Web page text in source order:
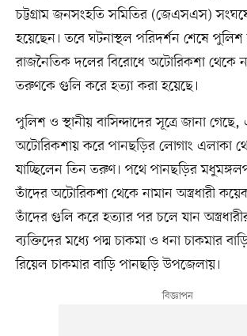
চট্টগ্রাম জনসংহতি সমিতির (জেএসএস)
হয়েছেন। তবে ঘটনাস্থল পরিদর্শন শেষে
রাজনৈতিক দলের বিরোধে অটোরিকশা থেকে
তরুণকে গুলি করে হত্যা করা হয়েছে।
পুলিশ ও স্থানীয় বাসিন্দাদের সূত্রে জানা
অটোরিকশায় করে পানছড়ির লোগাং এলাকা
যাচ্ছিলেন তিন তরুণ। পথে পানছড়ির
তাঁদের অটোরিকশা থেকে নামান অস্ত্রধারী
তাঁদের গুলি করে হত্যার পর চলে যান
ব্যক্তিদের মধ্যে পদ্ম চাকমা ও ধনা চাকমার
রিয়েল চাকমার বাড়ি পানছড়ি উপজেলায়।